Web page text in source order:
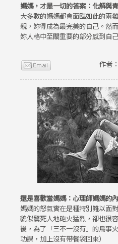
媽媽，才是一切的答案：化解與
大多數的媽媽都會面臨如此的兩
親，妳得成為最完美的自己。然
妳人格中至關重要的部分感到自
作者
還是喜歡當媽媽：心理師媽媽的
媽媽的怒氣實在是種特別難以面
貌似驚死人地砲火猛烈，卻也很
後，為了「三不一沒有」的鳥事
功課，加上沒有帶餐袋回來）